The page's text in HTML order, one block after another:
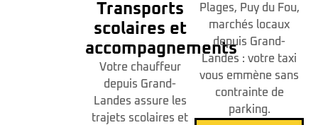
Transports
scolaires et
accompagnements
Votre chauffeur
depuis Grand-
Landes assure les
trajets scolaires et
Plages, Puy du Fou,
marchés locaux
depuis Grand-
Landes : votre taxi
vous emmène sans
contrainte de
parking.